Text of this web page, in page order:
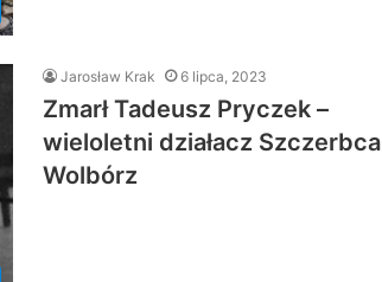
Jarosław Krak 6 lipca, 2023
Zmarł Tadeusz Pryczek –
wieloletni działacz Szczerbca
Wolbórz